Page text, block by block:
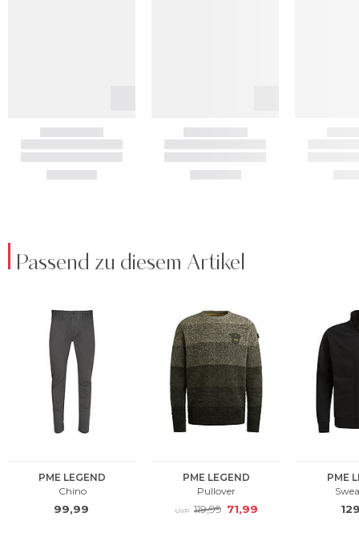
Passend zu diesem Artikel